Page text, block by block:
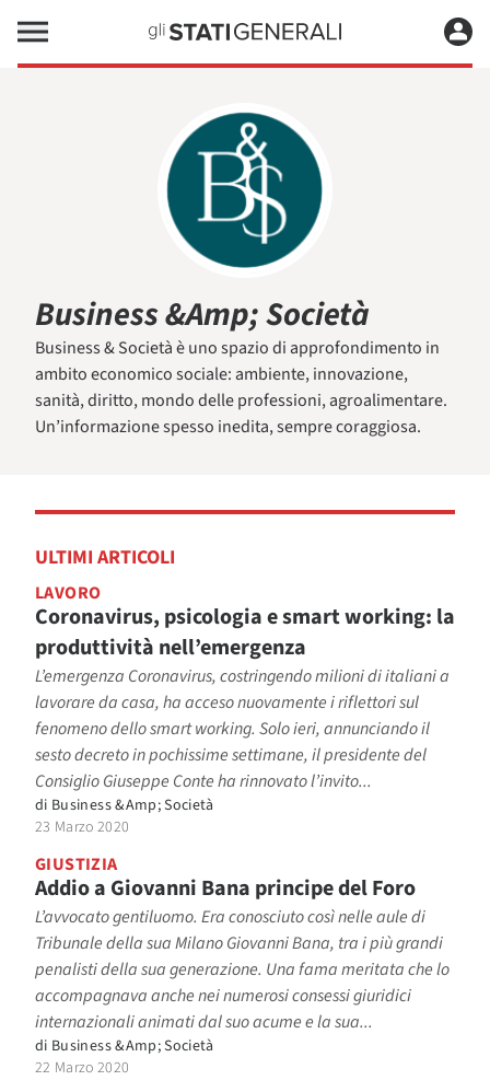
Business &Amp; Società
Business & Società è uno spazio di approfondimento in
ambito economico sociale: ambiente, innovazione,
sanità, diritto, mondo delle professioni, agroalimentare.
Un’informazione spesso inedita, sempre coraggiosa.
ULTIMI ARTICOLI
LAVORO
Coronavirus, psicologia e smart working: la
produttività nell’emergenza
L’emergenza Coronavirus, costringendo milioni di italiani a
lavorare da casa, ha acceso nuovamente i riflettori sul
fenomeno dello smart working. Solo ieri, annunciando il
sesto decreto in pochissime settimane, il presidente del
Consiglio Giuseppe Conte ha rinnovato l’invito...
di Business &Amp; Società
23 Marzo 2020
GIUSTIZIA
Addio a Giovanni Bana principe del Foro
L’avvocato gentiluomo. Era conosciuto così nelle aule di
Tribunale della sua Milano Giovanni Bana, tra i più grandi
penalisti della sua generazione. Una fama meritata che lo
accompagnava anche nei numerosi consessi giuridici
internazionali animati dal suo acume e la sua...
di Business &Amp; Società
22 Marzo 2020